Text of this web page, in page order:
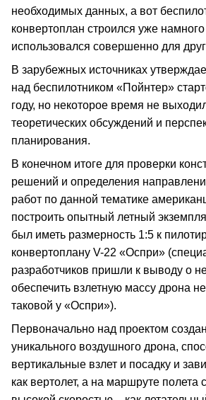
необходимых данных, а вот
конвертоплан строился уже
использовался совершенно для
В зарубежных источниках
над беспилотником «Пойнтер»
году, но некоторое время не
теоретических обсуждений и
планирования.
В конечном итоге для проверки
решений и определения
работ по данной тематике
построить опытный летный
был иметь размерность 1:5 к
конвертоплану V-22 «Оспри»
разработчиков пришли к выводу о
обеспечить взлетную массу дрона
таковой у «Оспри»).
Первоначально над проектом
уникального воздушного дрона,
вертикальные взлет и посадку и
как вертолет, а на маршруте полета